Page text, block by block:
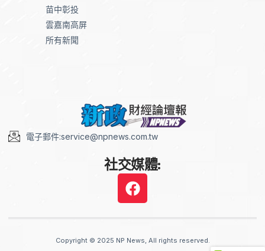
苗中彰投
雲嘉南高屏
所有新聞
電子郵件:service@npnews.com.tw
社交媒體:
Copyright © 2025 NP News, All rights reserved.